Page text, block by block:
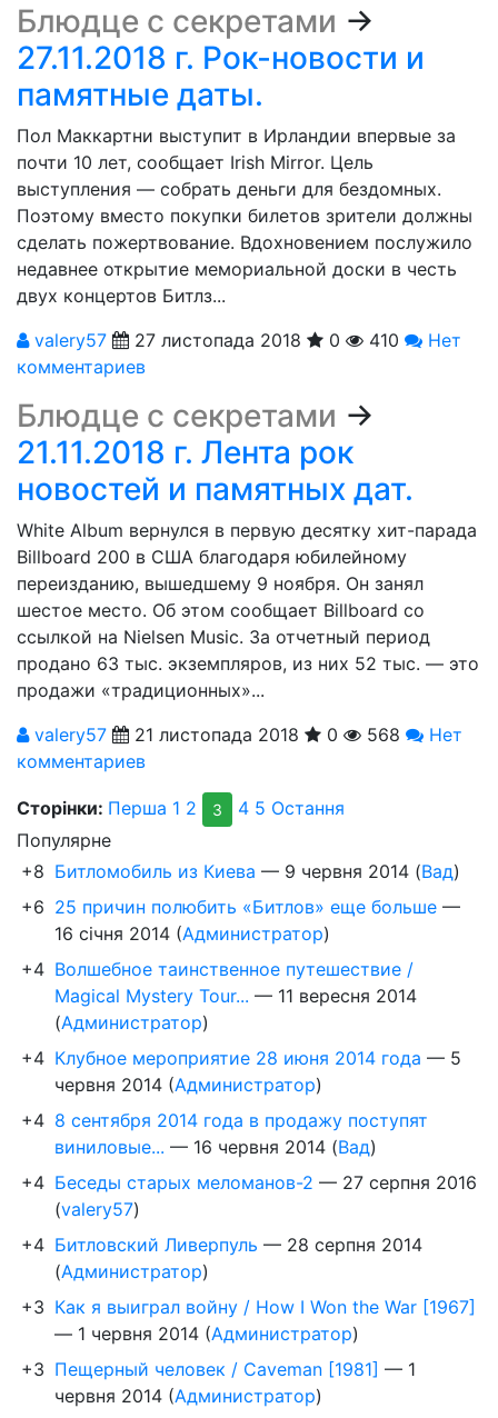
Блюдце с секретами →
27.11.2018 г. Рок-новости и
памятные даты.
Пол Маккартни выступит в Ирландии впервые за
почти 10 лет, сообщает Irish Mirror. Цель
выступления — собрать деньги для бездомных.
Поэтому вместо покупки билетов зрители должны
сделать пожертвование. Вдохновением послужило
недавнее открытие мемориальной доски в честь
двух концертов Битлз...
valery57
27 листопада 2018 0 410
Нет
комментариев
Блюдце с секретами →
21.11.2018 г. Лента рок
новостей и памятных дат.
White Album вернулся в первую десятку хит-парада
Billboard 200 в США благодаря юбилейному
переизданию, вышедшему 9 ноября. Он занял
шестое место. Об этом сообщает Billboard со
ссылкой на Nielsen Music. За отчетный период
продано 63 тыс. экземпляров, из них 52 тыс. — это
продажи «традиционных»...
valery57
21 листопада 2018 0 568
Нет
комментариев
Сторінки: Перша 1 2 3 4 5 Остання
Популярне
+8 Битломобиль из Киева — 9 червня 2014 (Вад)
+6 25 причин полюбить «Битлов» еще больше —
16 січня 2014 (Администратор)
+4 Волшебное таинственное путешествие /
Magical Mystery Tour... — 11 вересня 2014
(Администратор)
+4 Клубное мероприятие 28 июня 2014 года — 5
червня 2014 (Администратор)
+4 8 сентября 2014 года в продажу поступят
виниловые... — 16 червня 2014 (Вад)
+4 Беседы старых меломанов-2 — 27 серпня 2016
(valery57)
+4 Битловский Ливерпуль — 28 серпня 2014
(Администратор)
+3 Как я выиграл войну / How I Won the War [1967]
— 1 червня 2014 (Администратор)
+3 Пещерный человек / Caveman [1981] — 1
червня 2014 (Администратор)